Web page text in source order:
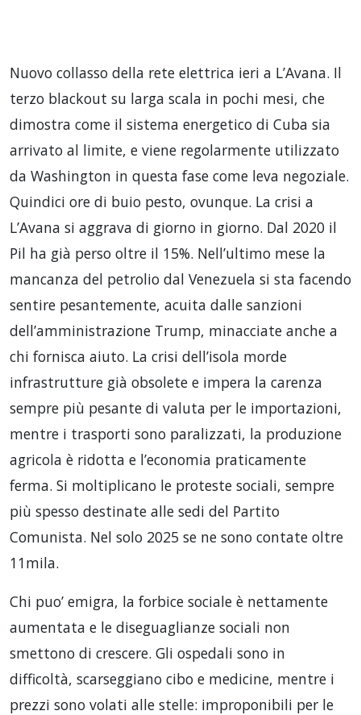
Nuovo collasso della rete elettrica ieri a L’Avana. Il
terzo blackout su larga scala in pochi mesi, che
dimostra come il sistema energetico di Cuba sia
arrivato al limite, e viene regolarmente utilizzato
da Washington in questa fase come leva negoziale.
Quindici ore di buio pesto, ovunque. La crisi a
L’Avana si aggrava di giorno in giorno. Dal 2020 il
Pil ha già perso oltre il 15%. Nell’ultimo mese la
mancanza del petrolio dal Venezuela si sta facendo
sentire pesantemente, acuita dalle sanzioni
dell’amministrazione Trump, minacciate anche a
chi fornisca aiuto. La crisi dell’isola morde
infrastrutture già obsolete e impera la carenza
sempre più pesante di valuta per le importazioni,
mentre i trasporti sono paralizzati, la produzione
agricola è ridotta e l’economia praticamente
ferma. Si moltiplicano le proteste sociali, sempre
più spesso destinate alle sedi del Partito
Comunista. Nel solo 2025 se ne sono contate oltre
11mila.
Chi puo’ emigra, la forbice sociale è nettamente
aumentata e le diseguaglianze sociali non
smettono di crescere. Gli ospedali sono in
difficoltà, scarseggiano cibo e medicine, mentre i
prezzi sono volati alle stelle: improponibili per le